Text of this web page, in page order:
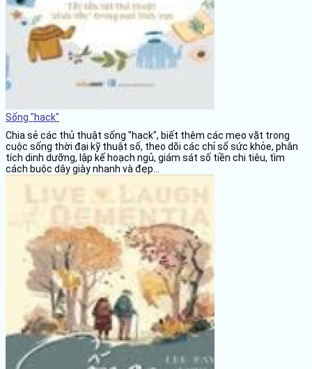
Sống "hack"
Chia sẻ các thủ thuật sống "hack", biết thêm các mẹo vặt trong
cuộc sống thời đại kỹ thuật số, theo dõi các chỉ số sức khỏe, phân
tích dinh dưỡng, lập kế hoạch ngủ, giám sát số tiền chi tiêu, tìm
cách buộc dây giày nhanh và đẹp...